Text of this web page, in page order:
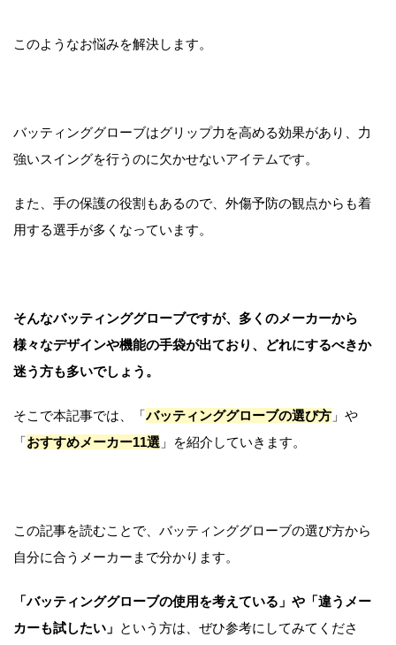
このようなお悩みを解決します。
バッティンググローブはグリップ力を高める効果があり、力
強いスイングを行うのに欠かせないアイテムです。
また、手の保護の役割もあるので、外傷予防の観点からも着
用する選手が多くなっています。
そんなバッティンググローブですが、多くのメーカーから
様々なデザインや機能の手袋が出ており、どれにするべきか
迷う方も多いでしょう。
そこで本記事では、「バッティンググローブの選び方 」や
「おすすめメーカー11選 」を紹介していきます。
この記事を読むことで、バッティンググローブの選び方から
自分に合うメーカーまで分かります。
「バッティンググローブの使用を考えている」や「違うメー
カーも試したい」 という方は、ぜひ参考にしてみてくださ